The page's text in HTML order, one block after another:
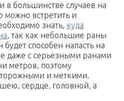
в большинстве случаев на
можно встретить и
знать, куда
, так как небольшие раны
будет способен напасть на
даже с серьезными ранами
метров, поэтому
и меткими.
сердце, головной, а